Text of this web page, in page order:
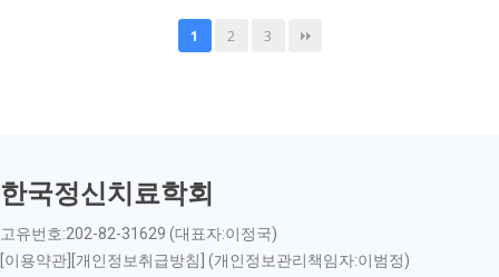
1 2 3
한국정신치료학회
고유번호:202-82-31629 (대표자:이정국)
[이용약관][개인정보취급방침] (개인정보관리책임자:이범정)